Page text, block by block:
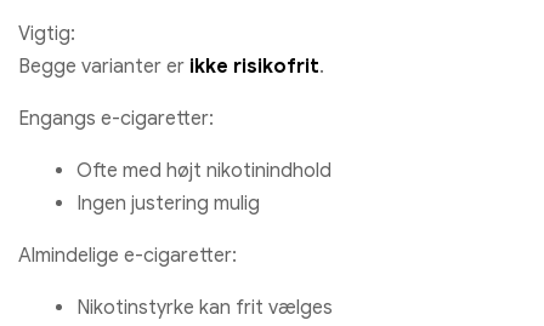
Vigtig:
Begge varianter er ikke risikofrit.
Engangs e-cigaretter:
Ofte med højt nikotinindhold
Ingen justering mulig
Almindelige e-cigaretter:
Nikotinstyrke kan frit vælges